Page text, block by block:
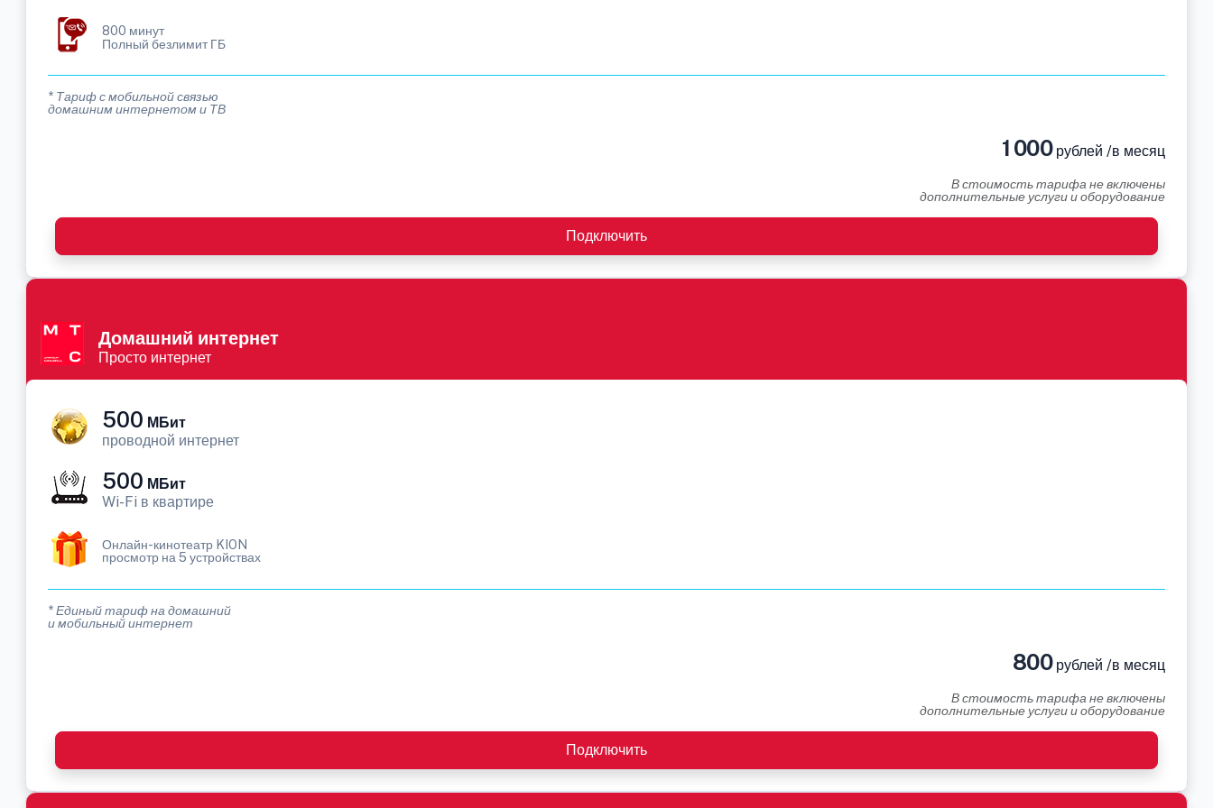
800 минут
Полный безлимит ГБ
* Тариф с мобильной связью
домашним интернетом и ТВ
1 000рублей /в месяц
В стоимость тарифа не включены
дополнительные услуги и оборудование
Подключить
Домашний интернет
Просто интернет
500 МБит
проводной интернет
500 МБит
Wi-Fi в квартире
Онлайн-кинотеатр KION
просмотр на 5 устройствах
* Единый тариф на домашний
и мобильный интернет
800рублей /в месяц
В стоимость тарифа не включены
дополнительные услуги и оборудование
Подключить